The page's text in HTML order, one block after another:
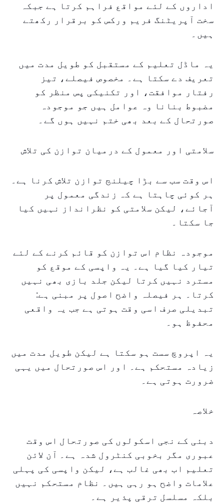
اداروں کے لئے مواقع فراہم کرتا ہے جبکہ
سخت آپریٹنگ فریم ورکس کو برقرار رکھتے
ہیں۔
یہ ماڈل تعلیم کے مستقبل کو طویل مدت میں
تعریف دے سکتا ہے۔ مخصوص فیصلے، تیز
رفتار موافقت، اور تکنیکی پس منظر کو
مضبوط بنانا وہ عوامل ہیں جو موجودہ
صورتحال کے بعد بھی ختم نہیں ہوں گے۔
سلامتی اور معمول کے درمیان توازن کی تلاش
اس وقت سب سے بڑا چیلنج توازن تلاش کرنا ہے۔
ہر کوئی چاہتا ہے کہ زندگی معمول پر
آجائے، لیکن سلامتی کو نظرانداز نہیں کیا
جا سکتا۔
موجودہ نظام اس توازن کو قائم کرنے کے لئے
تیار کیا گیا ہے۔ یہ واپسی کے موقع کو
مسترد نہیں کرتا لیکن جلد بازی بھی نہیں
کرتا۔ ہر فیصلہ واضح اصول پر مبنی ہے:
تبدیلی صرف اسی وقت ہوتی ہے جب یہ واقعی
محفوظ ہو۔
یہ اپروچ سست ہو سکتا ہے لیکن طویل مدت میں
زیادہ مستحکم ہے۔ اور اس صورتحال میں یہی
ضرورت ہوتی ہے۔
خلاصہ
دبئی کے نجی اسکولوں کی صورتحال اس وقت
عبوری مگر بخوبی کنٹرول شدہ ہے۔ آن لائن
تعلیم اب بھی غالب ہے، لیکن واپسی کی پہلی
علامات واضح ہو رہی ہیں۔ نظام مستحکم نہیں
بلکہ مسلسل ترقی پذیر ہے۔